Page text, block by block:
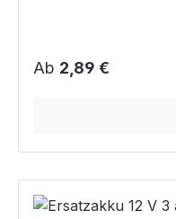
Regulärer Preis:
Ab 2,89 €